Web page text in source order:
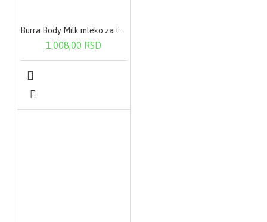
1.008,00 RSD